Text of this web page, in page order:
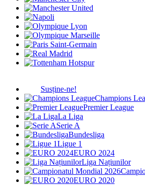
Susține-ne!
Champions
Premier League
La Liga
Serie A
Bundesliga
Ligue 1
EURO 2024
Liga Națiunilor
EURO 2020